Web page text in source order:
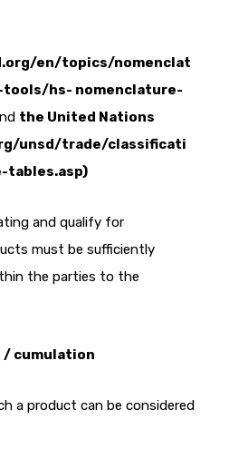
en/topics/nomenclat
hs- nomenclature-
the United Nations
unsd/trade/classificati
tables.asp)
and qualify for
must be sufficiently
the parties to the
/ cumulation
a product can be considered